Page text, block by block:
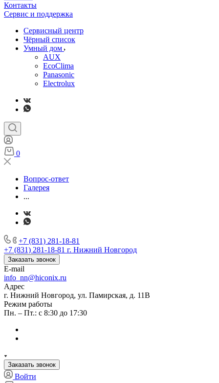
Контакты
Сервис и поддержка
Сервисный центр
Чёрный список
Умный дом
AUX
EcoClima
Panasonic
Electrolux
0
Вопрос-ответ
Галерея
...
+7 (831) 281-18-81
+7 (831) 281-18-81 г. Нижний Новгород
Заказать звонок
E-mail
info_nn@hiconix.ru
Адрес
г. Нижний Новгород, ул. Памирская, д. 11В
Режим работы
Пн. – Пт.: с 8:30 до 17:30
Заказать звонок
Войти